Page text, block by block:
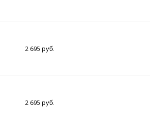
2 695 руб.
2 695 руб.